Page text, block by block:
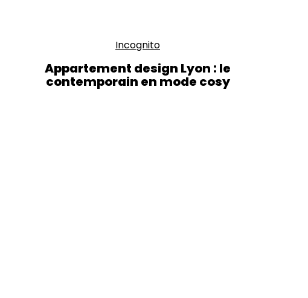
Incognito
Appartement design Lyon : le
contemporain en mode cosy